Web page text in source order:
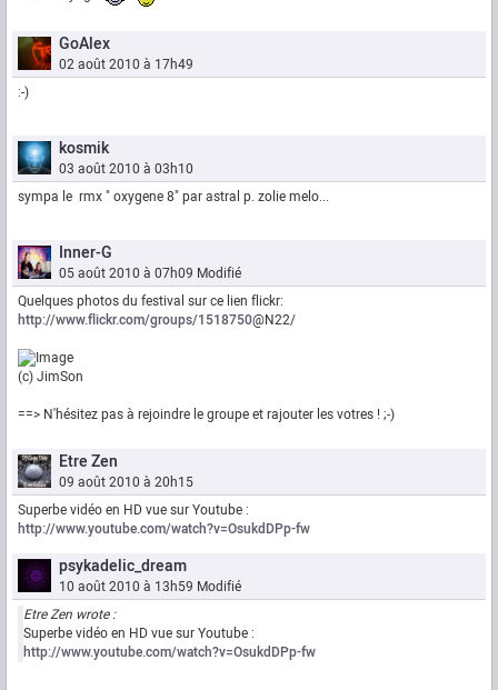
GoAlex
02 août 2010 à 17h49
:-)
kosmik
03 août 2010 à 03h10
sympa le rmx " oxygene 8" par astral p. zolie melo...
Inner-G
05 août 2010 à 07h09 Modifié
Quelques photos du festival sur ce lien flickr:
http://www.flickr.com/groups/1518750@N22/
(c) JimSon
==> N'hésitez pas à rejoindre le groupe et rajouter les votres ! ;-)
Etre Zen
09 août 2010 à 20h15
Superbe vidéo en HD vue sur Youtube :
http://www.youtube.com/watch?v=OsukdDPp-fw
psykadelic_dream
10 août 2010 à 13h59 Modifié
Etre Zen wrote :
Superbe vidéo en HD vue sur Youtube :
http://www.youtube.com/watch?v=OsukdDPp-fw